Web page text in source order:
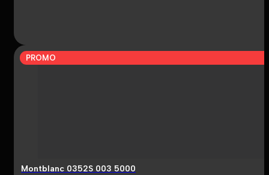
PROMO
Montblanc 0352S 003 5000